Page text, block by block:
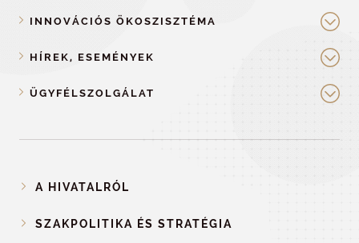
INNOVÁCIÓS ÖKOSZISZTÉMA
HÍREK, ESEMÉNYEK
ÜGYFÉLSZOLGÁLAT
A HIVATALRÓL
SZAKPOLITIKA ÉS STRATÉGIA